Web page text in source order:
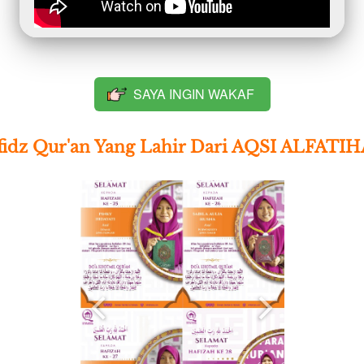
` SAYA INGIN WAKAF
Qur'an Yang Lahir Dari AQSI